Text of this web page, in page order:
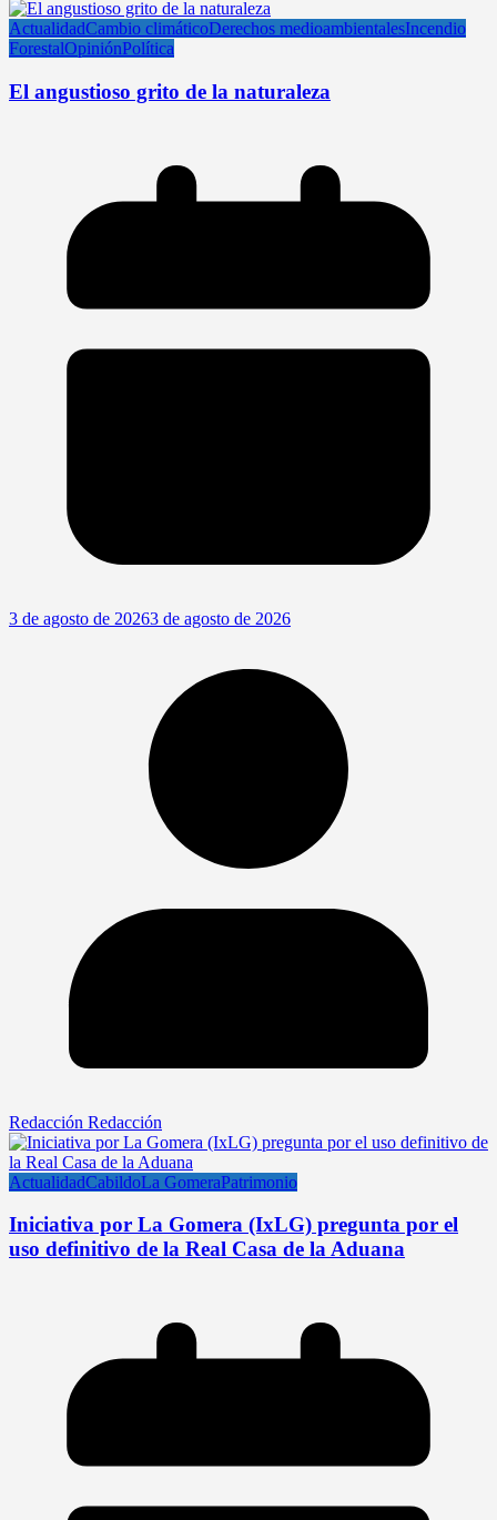
ActualidadCambio climáticoDerechos medioambientalesIncendio
ForestalOpiniónPolítica
El angustioso grito de la naturaleza
3 de agosto de 20263 de agosto de 2026
Redacción Redacción
ActualidadCabildoLa GomeraPatrimonio
Iniciativa por La Gomera (IxLG) pregunta por el
uso definitivo de la Real Casa de la Aduana